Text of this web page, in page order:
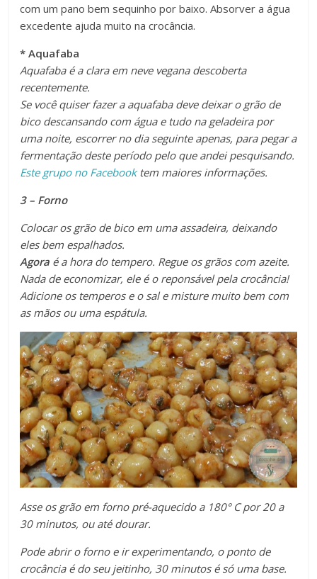
com um pano bem sequinho por baixo. Absorver a água
excedente ajuda muito na crocância.
* Aquafaba
Aquafaba é a clara em neve vegana descoberta
recentemente.
Se você quiser fazer a aquafaba deve deixar o grão de
bico descansando com água e tudo na geladeira por
uma noite, escorrer no dia seguinte apenas, para pegar a
fermentação deste período pelo que andei pesquisando.
Este grupo no Facebooktem maiores informações.
3 – Forno
Colocar os grão de bico em uma assadeira, deixando
eles bem espalhados.
Agora é a hora do tempero. Regue os grãos com azeite.
Nada de economizar, ele é o reponsável pela crocância!
Adicione os temperos e o sal e misture muito bem com
as mãos ou uma espátula.
Asse os grão em forno pré-aquecido a 180° C por 20 a
30 minutos, ou até dourar.
Pode abrir o forno e ir experimentando, o ponto de
crocância é do seu jeitinho, 30 minutos é só uma base.